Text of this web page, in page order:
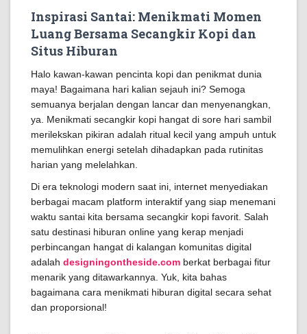
Inspirasi Santai: Menikmati Momen
Luang Bersama Secangkir Kopi dan
Situs Hiburan
Halo kawan-kawan pencinta kopi dan penikmat dunia
maya! Bagaimana hari kalian sejauh ini? Semoga
semuanya berjalan dengan lancar dan menyenangkan,
ya. Menikmati secangkir kopi hangat di sore hari sambil
merilekskan pikiran adalah ritual kecil yang ampuh untuk
memulihkan energi setelah dihadapkan pada rutinitas
harian yang melelahkan.
Di era teknologi modern saat ini, internet menyediakan
berbagai macam platform interaktif yang siap menemani
waktu santai kita bersama secangkir kopi favorit. Salah
satu destinasi hiburan online yang kerap menjadi
perbincangan hangat di kalangan komunitas digital
adalah designingontheside.com berkat berbagai fitur
menarik yang ditawarkannya. Yuk, kita bahas
bagaimana cara menikmati hiburan digital secara sehat
dan proporsional!